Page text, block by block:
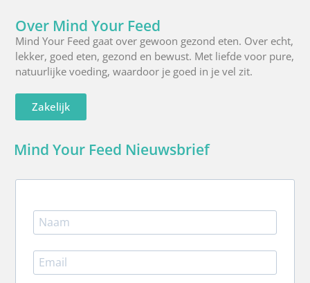
Over Mind Your Feed
Mind Your Feed gaat over gewoon gezond eten. Over echt,
lekker, goed eten, gezond en bewust. Met liefde voor pure,
natuurlijke voeding, waardoor je goed in je vel zit.
Zakelijk
Mind Your Feed Nieuwsbrief